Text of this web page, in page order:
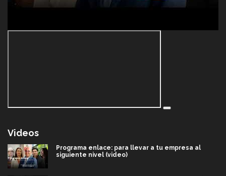
Videos
Programa enlace: para llevar a tu empresa al
siguiente nivel (video)